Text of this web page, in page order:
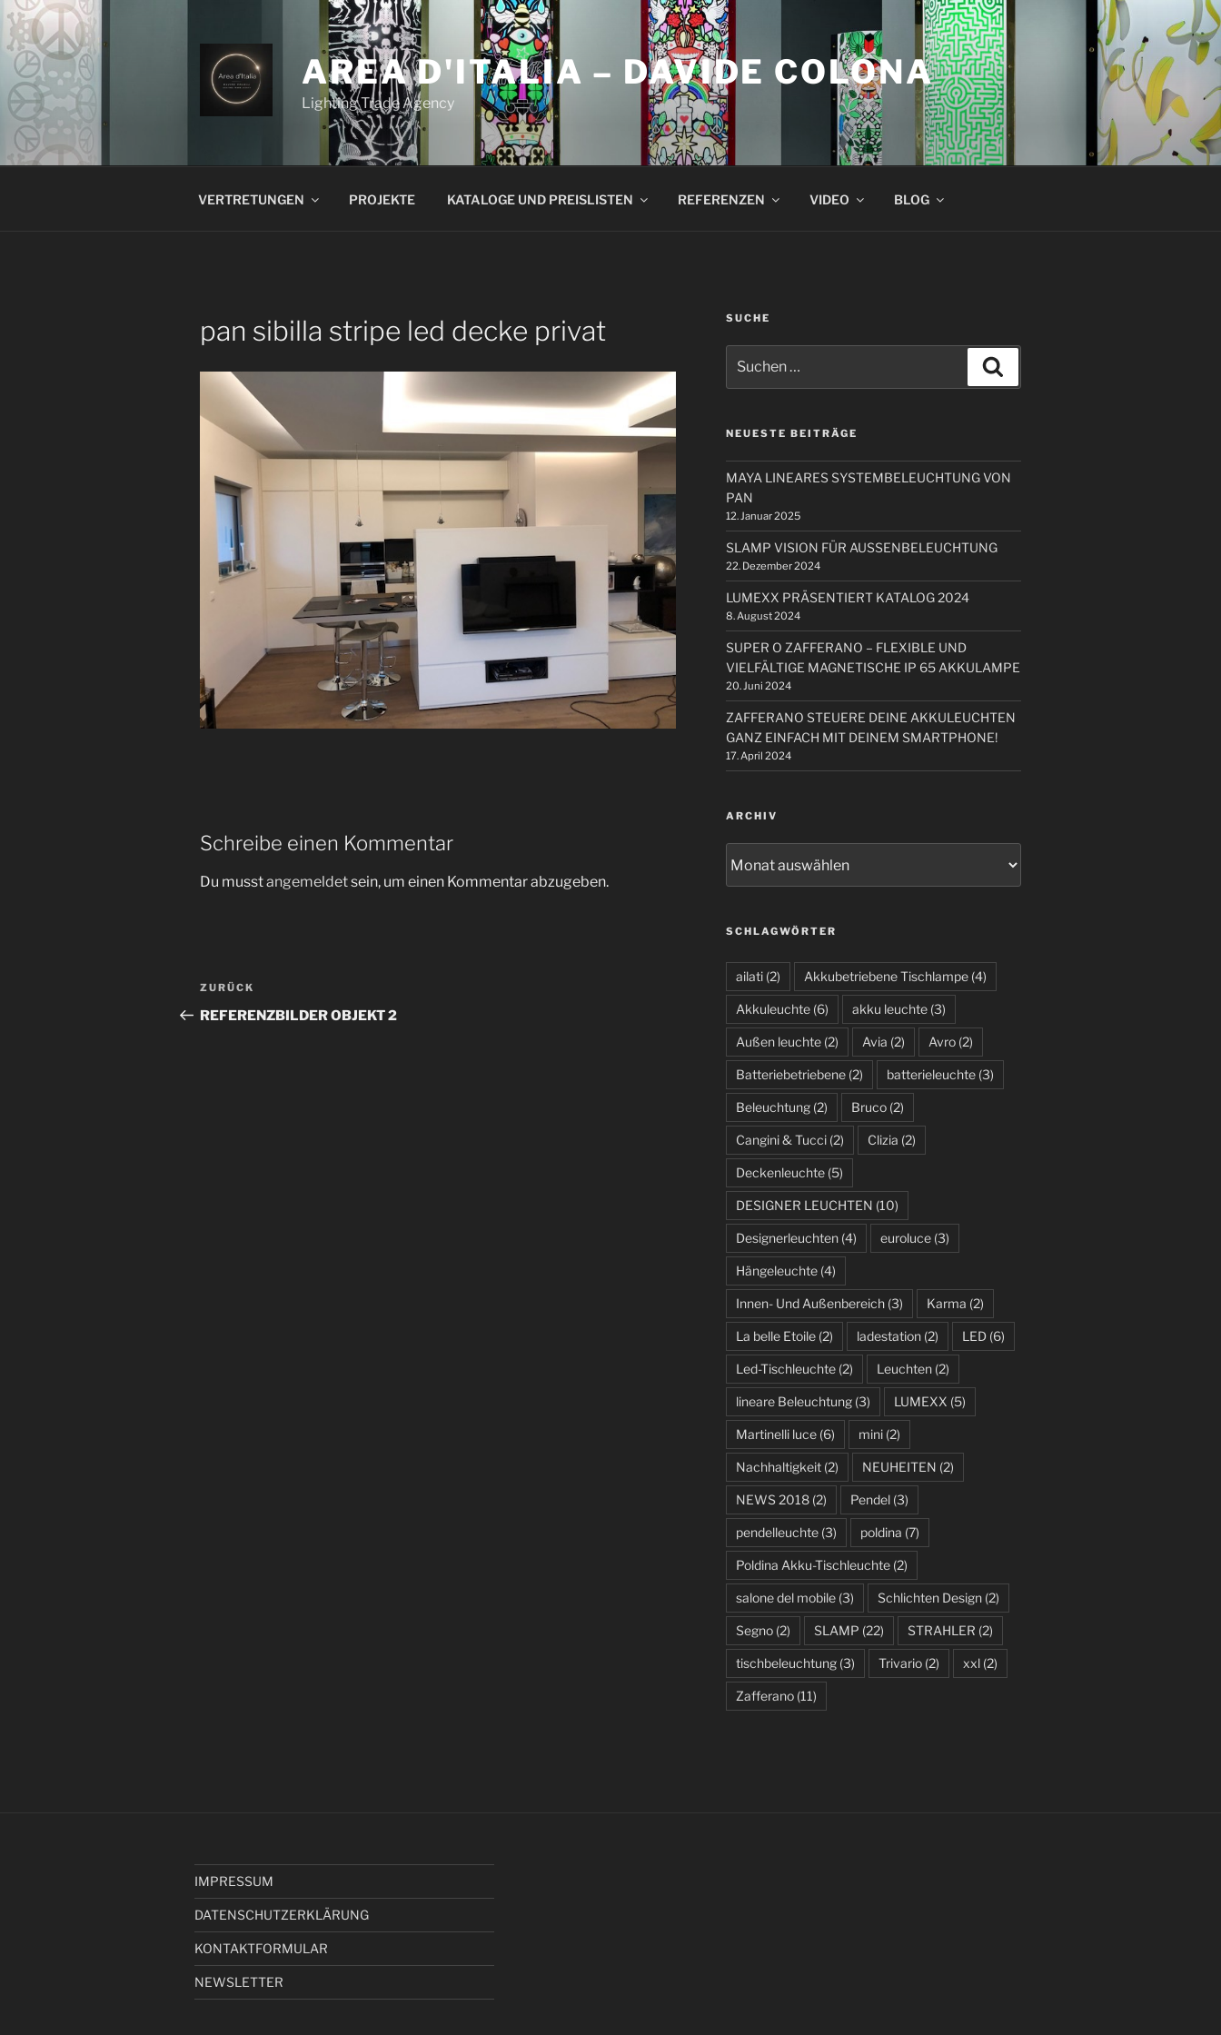
Zum
Inhalt
springen
AREA D'ITALIA – DAVIDE COLONA
Lighting Trade Agency
VERTRETUNGEN PROJEKTE KATALOGE UND PREISLISTEN REFERENZEN VIDEO BLOG
pan sibilla stripe led decke privat
Schreibe einen Kommentar
Du musstangemeldetsein, um einen Kommentar abzugeben.
Beitragsnavigation
Vorheriger
Beitrag
ZURÜCK
REFERENZBILDER OBJEKT 2
SUCHE
nach:
NEUESTE BEITRÄGE
MAYA LINEARES SYSTEMBELEUCHTUNG VON
PAN
12. Januar 2025
SLAMP VISION FÜR AUSSENBELEUCHTUNG
22. Dezember 2024
LUMEXX PRÄSENTIERT KATALOG 2024
8. August 2024
SUPER O ZAFFERANO – FLEXIBLE UND
VIELFÄLTIGE MAGNETISCHE IP 65 AKKULAMPE
20. Juni 2024
ZAFFERANO STEUERE DEINE AKKULEUCHTEN
GANZ EINFACH MIT DEINEM SMARTPHONE!
17. April 2024
ARCHIV
SCHLAGWÖRTER
ailati(2) Akkubetriebene Tischlampe(4)
Akkuleuchte(6) akku leuchte(3)
Außen leuchte(2) Avia (2) Avro(2)
Batteriebetriebene(2) batterieleuchte(3)
Beleuchtung(2) Bruco(2)
Cangini & Tucci(2) Clizia (2)
Deckenleuchte(5)
DESIGNER LEUCHTEN (10)
Designerleuchten(4) euroluce(3)
Hängeleuchte(4)
Innen- Und Außenbereich(3) Karma (2)
La belle Etoile(2) ladestation(2) LED(6)
Led-Tischleuchte(2) Leuchten(2)
lineare Beleuchtung(3) LUMEXX (5)
Martinelli luce(6) mini(2)
Nachhaltigkeit(2) NEUHEITEN (2)
NEWS 2018(2) Pendel(3)
pendelleuchte(3) poldina (7)
Poldina Akku-Tischleuchte(2)
salone del mobile(3) Schlichten Design(2)
Segno(2) SLAMP (22) STRAHLER (2)
tischbeleuchtung(3) Trivario(2) xxl(2)
Zafferano(11)
IMPRESSUM
DATENSCHUTZERKLÄRUNG
KONTAKTFORMULAR
NEWSLETTER